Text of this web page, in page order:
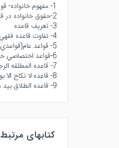
1- مفهوم خانواده- قواعد
2-حقوق خانواده در قانون مدني
3- تعريف قاعده
4- تفاوت قاعده فقهي با قاعده حقوقي
5- قواعد عام(قواعدي كه هم در خانواده بكار مي‌رود و هم در عقود ديگر)
6-قواعد اختصاصي خانواده
7- قاعده المطلقه الرجعيه زوجه حقيقه
8- قاعده لا نكاح الا بولي
9- قاعده الطلاق بيد من اخذ بالساق
کتابهای مرتبط